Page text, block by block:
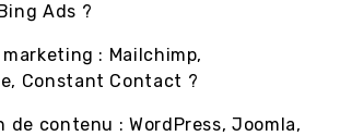
Ads ?
: Mailchimp,
Constant Contact ?
de contenu : WordPress, Joomla,